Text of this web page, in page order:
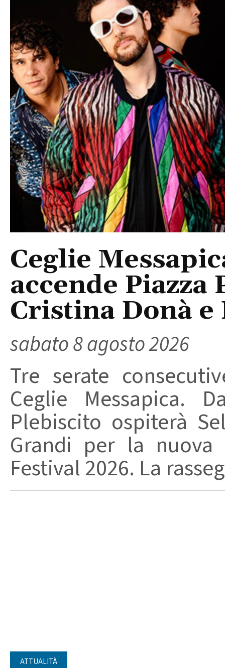
Ceglie
accende
Cristina Donà
sabato 8 agosto 2026
Tre serate
Ceglie Messapica.
Plebiscito ospiterà
Grandi per la
Festival 2026. La
ATTUALITÀ